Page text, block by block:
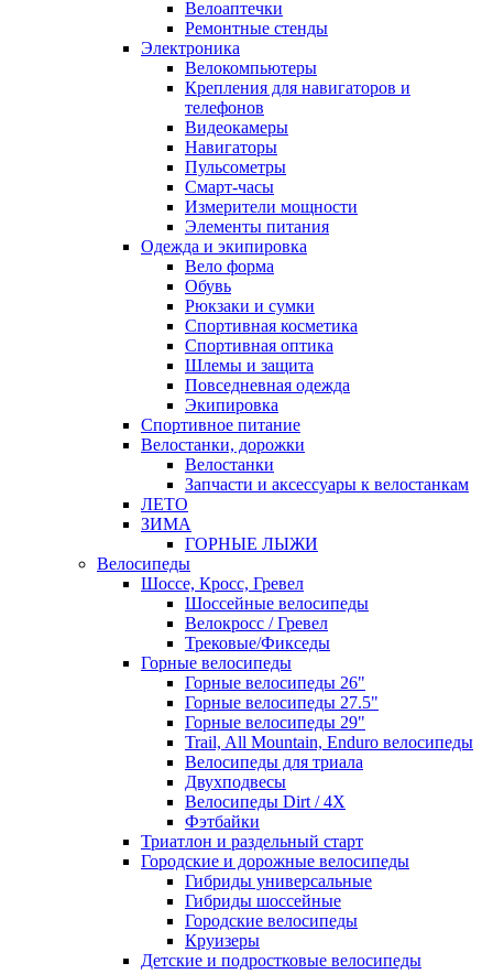
Велоаптечки
Ремонтные стенды
Электроника
Велокомпьютеры
Крепления для навигаторов и
телефонов
Видеокамеры
Навигаторы
Пульсометры
Смарт-часы
Измерители мощности
Элементы питания
Одежда и экипировка
Вело форма
Обувь
Рюкзаки и сумки
Спортивная косметика
Спортивная оптика
Шлемы и защита
Повседневная одежда
Экипировка
Спортивное питание
Велостанки, дорожки
Велостанки
Запчасти и аксессуары к велостанкам
ЛЕТО
ЗИМА
ГОРНЫЕ ЛЫЖИ
Велосипеды
Шоссе, Кросс, Гревел
Шоссейные велосипеды
Велокросс / Гревел
Трековые/Фикседы
Горные велосипеды
Горные велосипеды 26"
Горные велосипеды 27.5"
Горные велосипеды 29"
Trail, All Mountain, Enduro велосипеды
Велосипеды для триала
Двухподвесы
Велосипеды Dirt / 4X
Фэтбайки
Триатлон и раздельный старт
Городские и дорожные велосипеды
Гибриды универсальные
Гибриды шоссейные
Городские велосипеды
Круизеры
Детские и подростковые велосипеды